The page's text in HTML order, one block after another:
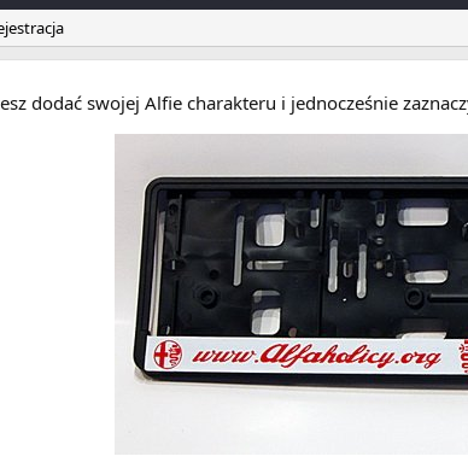
dodać swojej Alfie charakteru i jednocześnie